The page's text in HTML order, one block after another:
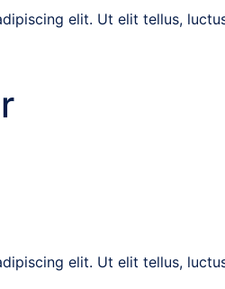
elit. Ut elit tellus,
elit. Ut elit tellus,